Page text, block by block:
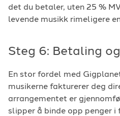
det du betaler, uten 25 %
levende musikk rimeligere
Steg 6: Betaling
En stor fordel med
musikerne fakturerer deg
arrangementet er
slipper å binde opp penger i